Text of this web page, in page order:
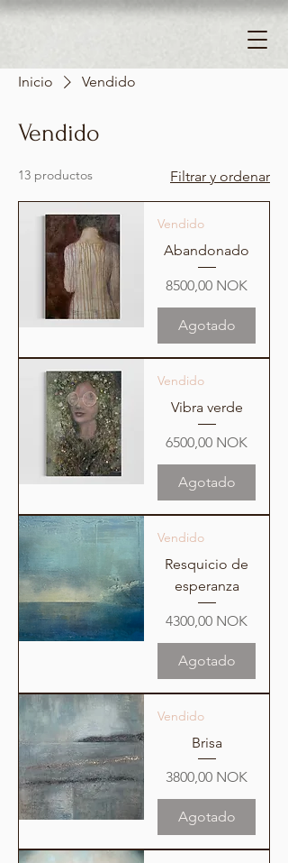
Inicio Vendido
Vendido
13 productos Filtrar y ordenar
Vendido
Abandonado
Precio
8500,00 NOK
Agotado
Vendido
Vibra verde
Precio
6500,00 NOK
Agotado
Vendido
Resquicio de
esperanza
Precio
4300,00 NOK
Agotado
Vendido
Brisa
Precio
3800,00 NOK
Agotado